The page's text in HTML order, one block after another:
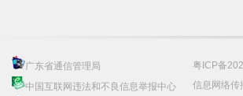
广东省通信管理局
中国互联网违法和不良信息举报中心
粤ICP备
信息网络传